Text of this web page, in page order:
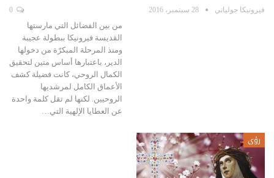
فيرونيكا جولياني 28 سبتمبر، 2016
من بين الفضائل التي مارستها
القديسة فيرونيكا ببطولة عجيبة
ومنذ المرحلة المبكرّة من دخولها
الدير، باعتبارها أساس متين لتحقيق
الكمال الروحي، كانت فضيلة كشف
الأعماق الكامل لمرشديها
الروحيين. لكنها لم تقل كلمة واحدة
عن العطايا الإلهية التي…
رؤى